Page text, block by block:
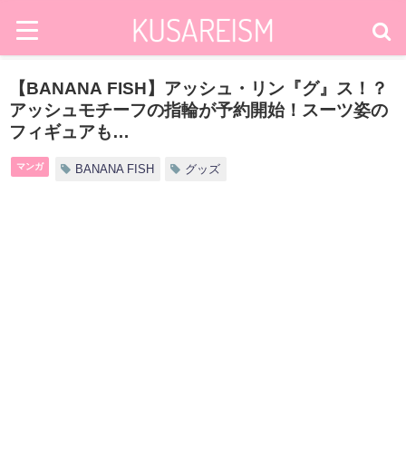
【BANANA FISH】アッシュ・リン『グ』ス！？
アッシュモチーフの指輪が予約開始！スーツ姿の
フィギュアも…
マンガ BANANA FISH グッズ